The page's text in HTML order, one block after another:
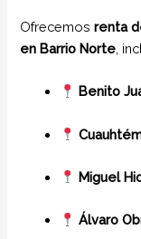
Ofrecemosrenta
en Barrio Norte ,
Benito
Miguel
Álvaro